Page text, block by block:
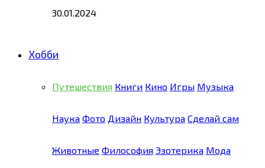
30.01.2024
Хобби
Путешествия Книги Кино Игры Музыка
Наука Фото Дизайн Культура Сделай сам
Животные Философия Эзотерика Мода